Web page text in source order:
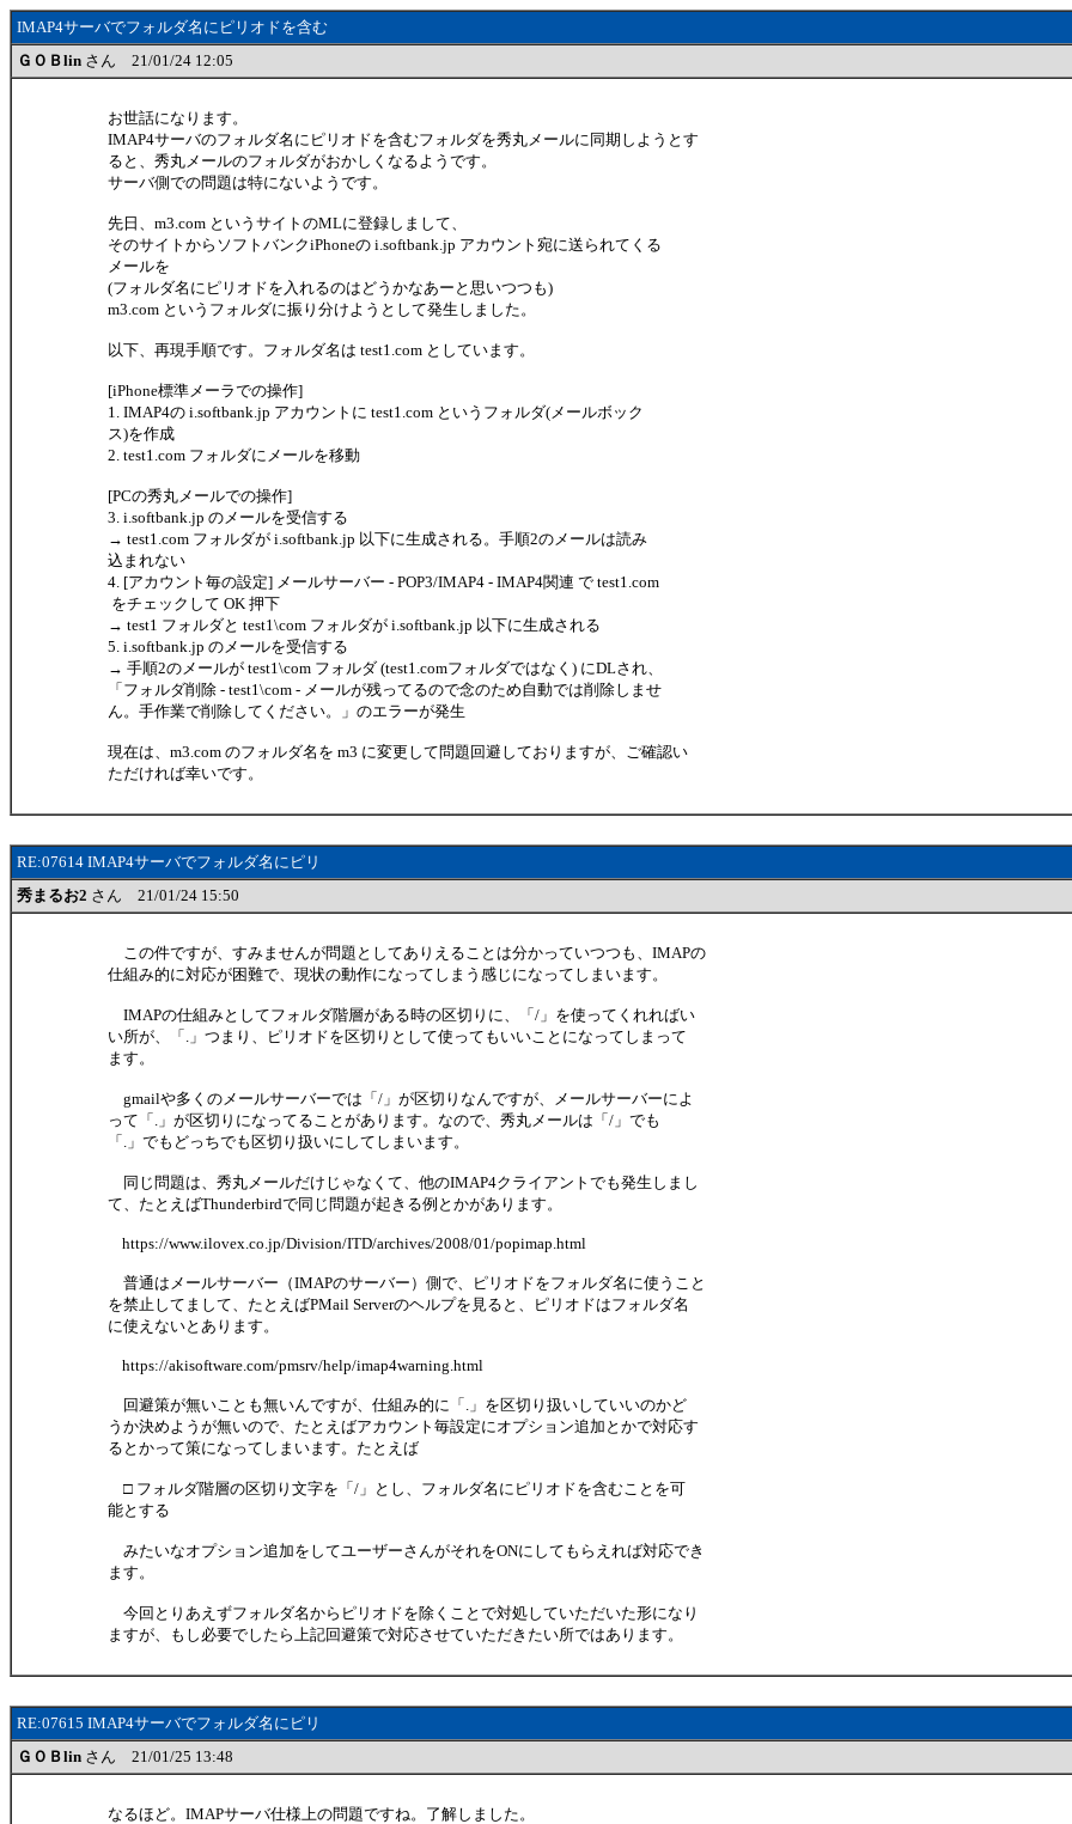
IMAP4サーバでフォルダ名にピリオドを含む
ＧＯＢlin さん 21/01/24 12:05
お世話になります。
IMAP4サーバのフォルダ名にピリオドを含むフォルダを秀丸メールに同期しようとす
ると、秀丸メールのフォルダがおかしくなるようです。
サーバ側での問題は特にないようです。
先日、m3.com というサイトのMLに登録しまして、
そのサイトからソフトバンクiPhoneの i.softbank.jp アカウント宛に送られてくる
メールを
(フォルダ名にピリオドを入れるのはどうかなあーと思いつつも)
m3.com というフォルダに振り分けようとして発生しました。
以下、再現手順です。フォルダ名は test1.com としています。
[iPhone標準メーラでの操作]
1. IMAP4の i.softbank.jp アカウントに test1.com というフォルダ(メールボック
ス)を作成
2. test1.com フォルダにメールを移動
[PCの秀丸メールでの操作]
3. i.softbank.jp のメールを受信する
→ test1.com フォルダが i.softbank.jp 以下に生成される。手順2のメールは読み
込まれない
4. [アカウント毎の設定] メールサーバー - POP3/IMAP4 - IMAP4関連 で test1.com
をチェックして OK 押下
→ test1 フォルダと test1\com フォルダが i.softbank.jp 以下に生成される
5. i.softbank.jp のメールを受信する
→ 手順2のメールが test1\com フォルダ (test1.comフォルダではなく) にDLされ、
「フォルダ削除 - test1\com - メールが残ってるので念のため自動では削除しませ
ん。手作業で削除してください。」のエラーが発生
現在は、m3.com のフォルダ名を m3 に変更して問題回避しておりますが、ご確認い
ただければ幸いです。
RE:07614 IMAP4サーバでフォルダ名にピリ
秀まるお2 さん 21/01/24 15:50
この件ですが、すみませんが問題としてありえることは分かっていつつも、IMAPの
仕組み的に対応が困難で、現状の動作になってしまう感じになってしまいます。
IMAPの仕組みとしてフォルダ階層がある時の区切りに、「/」を使ってくれればい
い所が、「.」つまり、ピリオドを区切りとして使ってもいいことになってしまって
ます。
gmailや多くのメールサーバーでは「/」が区切りなんですが、メールサーバーによ
って「.」が区切りになってることがあります。なので、秀丸メールは「/」でも
「.」でもどっちでも区切り扱いにしてしまいます。
同じ問題は、秀丸メールだけじゃなくて、他のIMAP4クライアントでも発生しまし
て、たとえばThunderbirdで同じ問題が起きる例とかがあります。
https://www.ilovex.co.jp/Division/ITD/archives/2008/01/popimap.html
普通はメールサーバー（IMAPのサーバー）側で、ピリオドをフォルダ名に使うこと
を禁止してまして、たとえばPMail Serverのヘルプを見ると、ピリオドはフォルダ名
に使えないとあります。
https://akisoftware.com/pmsrv/help/imap4warning.html
回避策が無いことも無いんですが、仕組み的に「.」を区切り扱いしていいのかど
うか決めようが無いので、たとえばアカウント毎設定にオプション追加とかで対応す
るとかって策になってしまいます。たとえば
□ フォルダ階層の区切り文字を「/」とし、フォルダ名にピリオドを含むことを可
能とする
みたいなオプション追加をしてユーザーさんがそれをONにしてもらえれば対応でき
ます。
今回とりあえずフォルダ名からピリオドを除くことで対処していただいた形になり
ますが、もし必要でしたら上記回避策で対応させていただきたい所ではあります。
RE:07615 IMAP4サーバでフォルダ名にピリ
ＧＯＢlin さん 21/01/25 13:48
なるほど。IMAPサーバ仕様上の問題ですね。了解しました。